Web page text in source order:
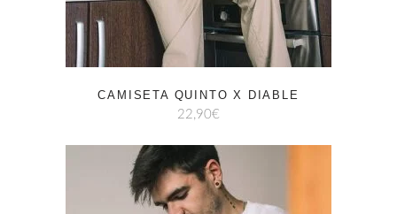
CAMISETA QUINTO X DIABLE
22,90€